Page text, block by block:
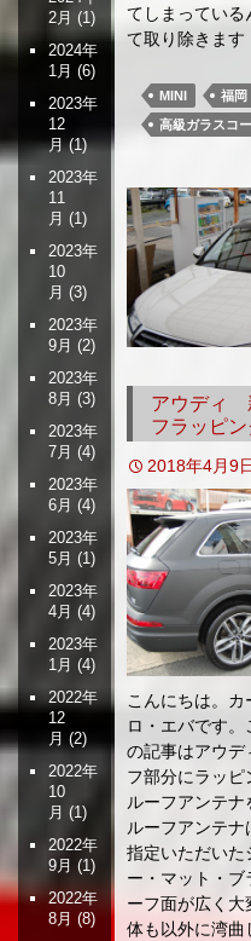
てしまっている
て取り除きま
MINI
福岡
高級ガラスコ
アウディ
フラッピン
2018年4月9
こんにちは。
ロ・エバです。
の記事はアウ
フ部分にラッピ
ルーフアンテナ
ルーフアンテ
指定いただいた
ー・マット・
ーフ面が広く大
体も以外に湾曲
2月 (1)
2024年
1月 (6)
2023年
12
月(1)
2023年
11
月 (1)
2023年
10
月 (3)
2023年
9月 (2)
2023年
8月 (3)
2023年
7月 (4)
2023年
6月 (4)
2023年
5月 (1)
2023年
4月 (4)
2023年
1月 (4)
2022年
12
月 (2)
2022年
10
月 (1)
2022年
9月 (1)
2022年
8月 (8)